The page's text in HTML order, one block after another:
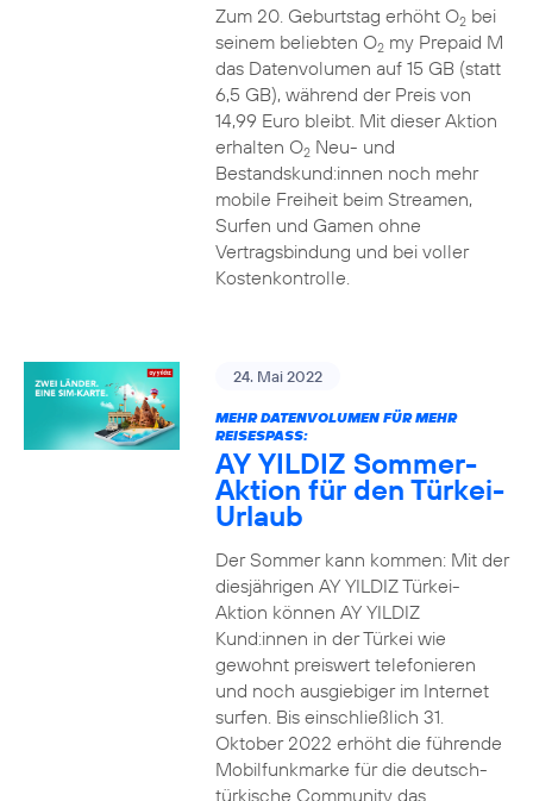
Zum 20. Geburtstag erhöht O2bei
seinem beliebten O2my Prepaid M
das Datenvolumen auf 15 GB (statt
6,5 GB), während der Preis von
14,99 Euro bleibt. Mit dieser Aktion
erhalten O2Neu- und
Bestandskund:innen noch mehr
mobile Freiheit beim Streamen,
Surfen und Gamen ohne
Vertragsbindung und bei voller
Kostenkontrolle.
24. Mai 2022
MEHR DATENVOLUMEN FÜR MEHR
REISESPASS:
AY YILDIZ Sommer-
Aktion für den Türkei-
Urlaub
Der Sommer kann kommen: Mit der
diesjährigen AY YILDIZ Türkei-
Aktion können AY YILDIZ
Kund:innen in der Türkei wie
gewohnt preiswert telefonieren
und noch ausgiebiger im Internet
surfen. Bis einschließlich 31.
Oktober 2022 erhöht die führende
Mobilfunkmarke für die deutsch-
türkische Community das